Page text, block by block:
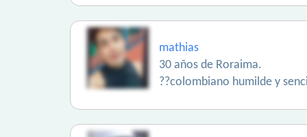
mathias
30 años de Roraima.
??colombiano humilde y